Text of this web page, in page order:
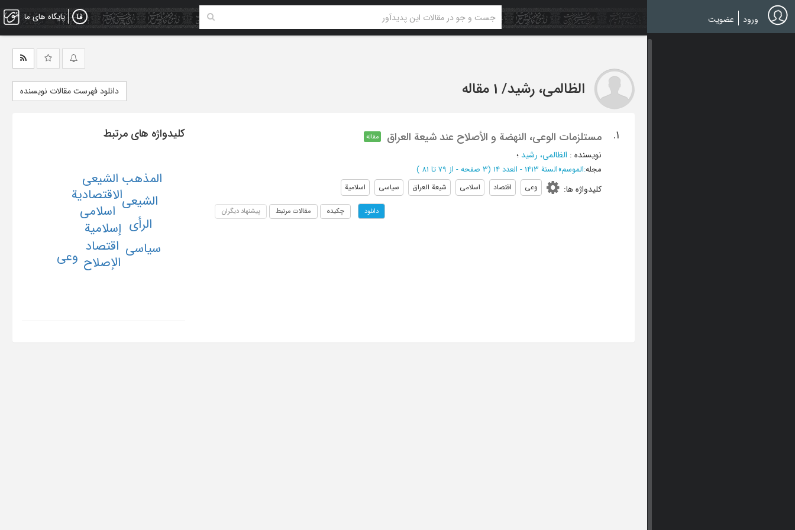
Skip
to
main
پایگاه های ما ورود عضویت
الظالمی، رشید/ 1 مقاله دانلود فهرست مقالات نویسنده
1. مستلزمات الوعی، النهضة و الأصلاح عند شیعة العراق مقاله
نویسنده : الظالمی، رشید ؛
مجله:الموسم»السنة 1413 - العدد 14 (‎3 صفحه - از 79 تا 81 )
کلیدواژه ها: وعی اقتصاد اسلامی شیعة العراق سیاسی اسلامیة
دانلود چکیده مقالات مرتبط پیشنهاد دیگران
کلیدواژه های مرتبط
إسلامیة
اسلامی
اقتصاد
الإصلاح
الاقتصادیة
الرأی
الشیعی
المذهب الشیعی
سیاسی وعی